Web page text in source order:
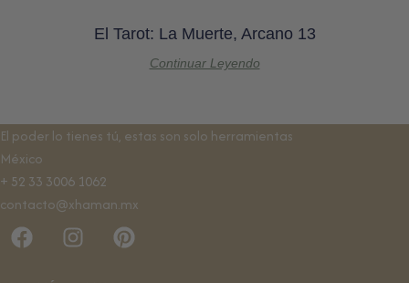
El Tarot: La Muerte, Arcano 13
Continuar Leyendo
El poder lo tienes tú, estas son solo herramientas
México
+ 52 33 3006 1062
contacto@xhaman.mx